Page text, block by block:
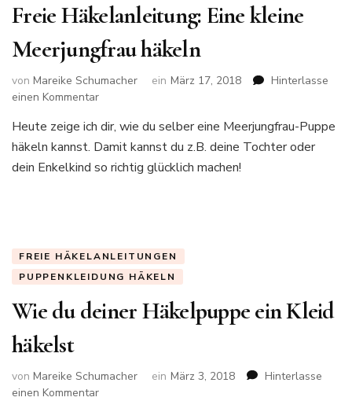
Freie Häkelanleitung: Eine kleine
Meerjungfrau häkeln
von Mareike Schumacher ein März 17, 2018
Hinterlasse
einen Kommentarzu
Häkelanleitung:
Eine
kleine
Meerjungfrau
Heute zeige ich dir, wie du selber eine Meerjungfrau-Puppe
häkeln kannst. Damit kannst du z.B. deine Tochter oder
dein Enkelkind so richtig glücklich machen!
FREIE HÄKELANLEITUNGEN
PUPPENKLEIDUNG HÄKELN
Wie du deiner Häkelpuppe ein Kleid
häkelst
von Mareike Schumacher ein März 3, 2018
Hinterlasse
einen Kommentarzu